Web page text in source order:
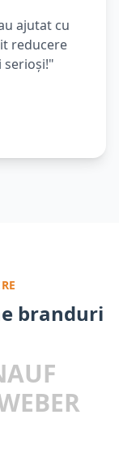
ajutat cu
reducere
serioși!"
branduri